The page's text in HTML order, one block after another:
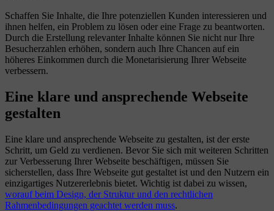
Schaffen Sie Inhalte, die Ihre potenziellen Kunden interessieren und
ihnen helfen, ein Problem zu lösen oder eine Frage zu beantworten.
Durch die Erstellung relevanter Inhalte können Sie nicht nur Ihre
Besucherzahlen erhöhen, sondern auch Ihre Chancen auf ein
höheres Einkommen durch die Monetarisierung Ihrer Webseite
verbessern.
Eine klare und ansprechende Webseite
gestalten
Eine klare und ansprechende Webseite zu gestalten, ist der erste
Schritt, um Geld zu verdienen. Bevor Sie sich mit weiteren Schritten
zur Verbesserung Ihrer Webseite beschäftigen, müssen Sie
sicherstellen, dass Ihre Webseite gut gestaltet ist und den Nutzern ein
einzigartiges Nutzererlebnis bietet. Wichtig ist dabei zu wissen,
worauf beim Design, der Struktur und den rechtlichen
Rahmenbedingungen geachtet werden muss.